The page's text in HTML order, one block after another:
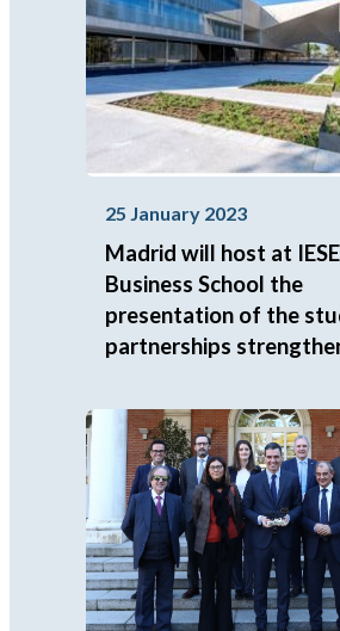
25 January 2023
Madrid will host at IESE
Business School the
presentation of the
partnerships